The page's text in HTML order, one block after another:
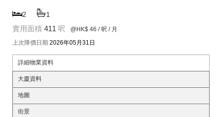
2 1
實用面積 411 呎 @HK$ 46 / 呎 / 月
上次降價日期 2026年05月31日
詳細物業資料
大廈資料
地圖
街景